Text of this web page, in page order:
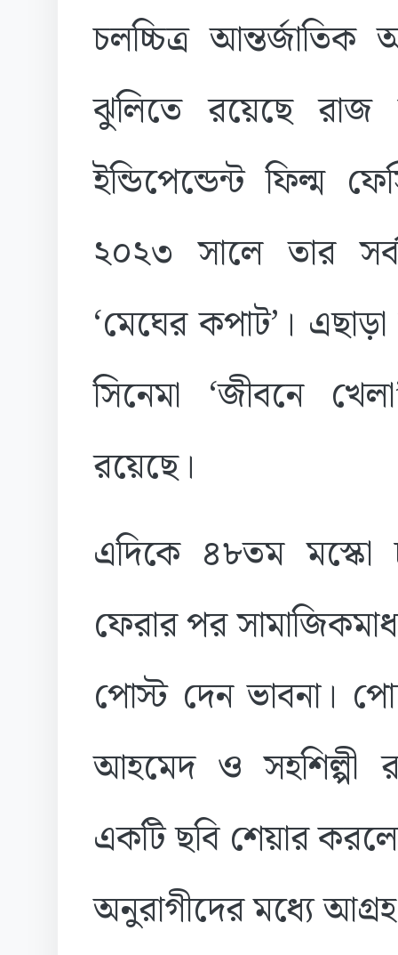
চলচ্চিত্র আন্তর্জাতিক
ঝুলিতে রয়েছে রাজ
ইন্ডিপেন্ডেন্ট ফিল্ম
২০২৩ সালে তার
‘মেঘের কপাট’।
সিনেমা ‘জীবনে
রয়েছে।
এদিকে ৪৮তম মস্কো
ফেরার পর
পোস্ট দেন ভাবনা।
আহমেদ ও সহশিল্পী
একটি ছবি শেয়ার
অনুরাগীদের মধ্যে